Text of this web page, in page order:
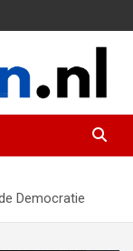
Democratie